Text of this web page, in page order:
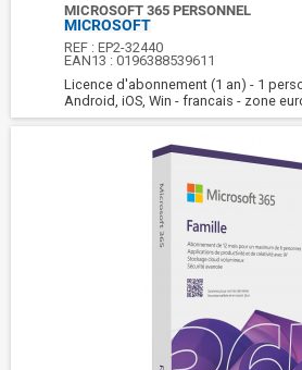
MICROSOFT 365 PERSONNEL
MICROSOFT
REF :EP2-32440
EAN13 :0196388539611
Licence d'abonnement (1 an) - 1
Android, iOS, Win - francais - zone